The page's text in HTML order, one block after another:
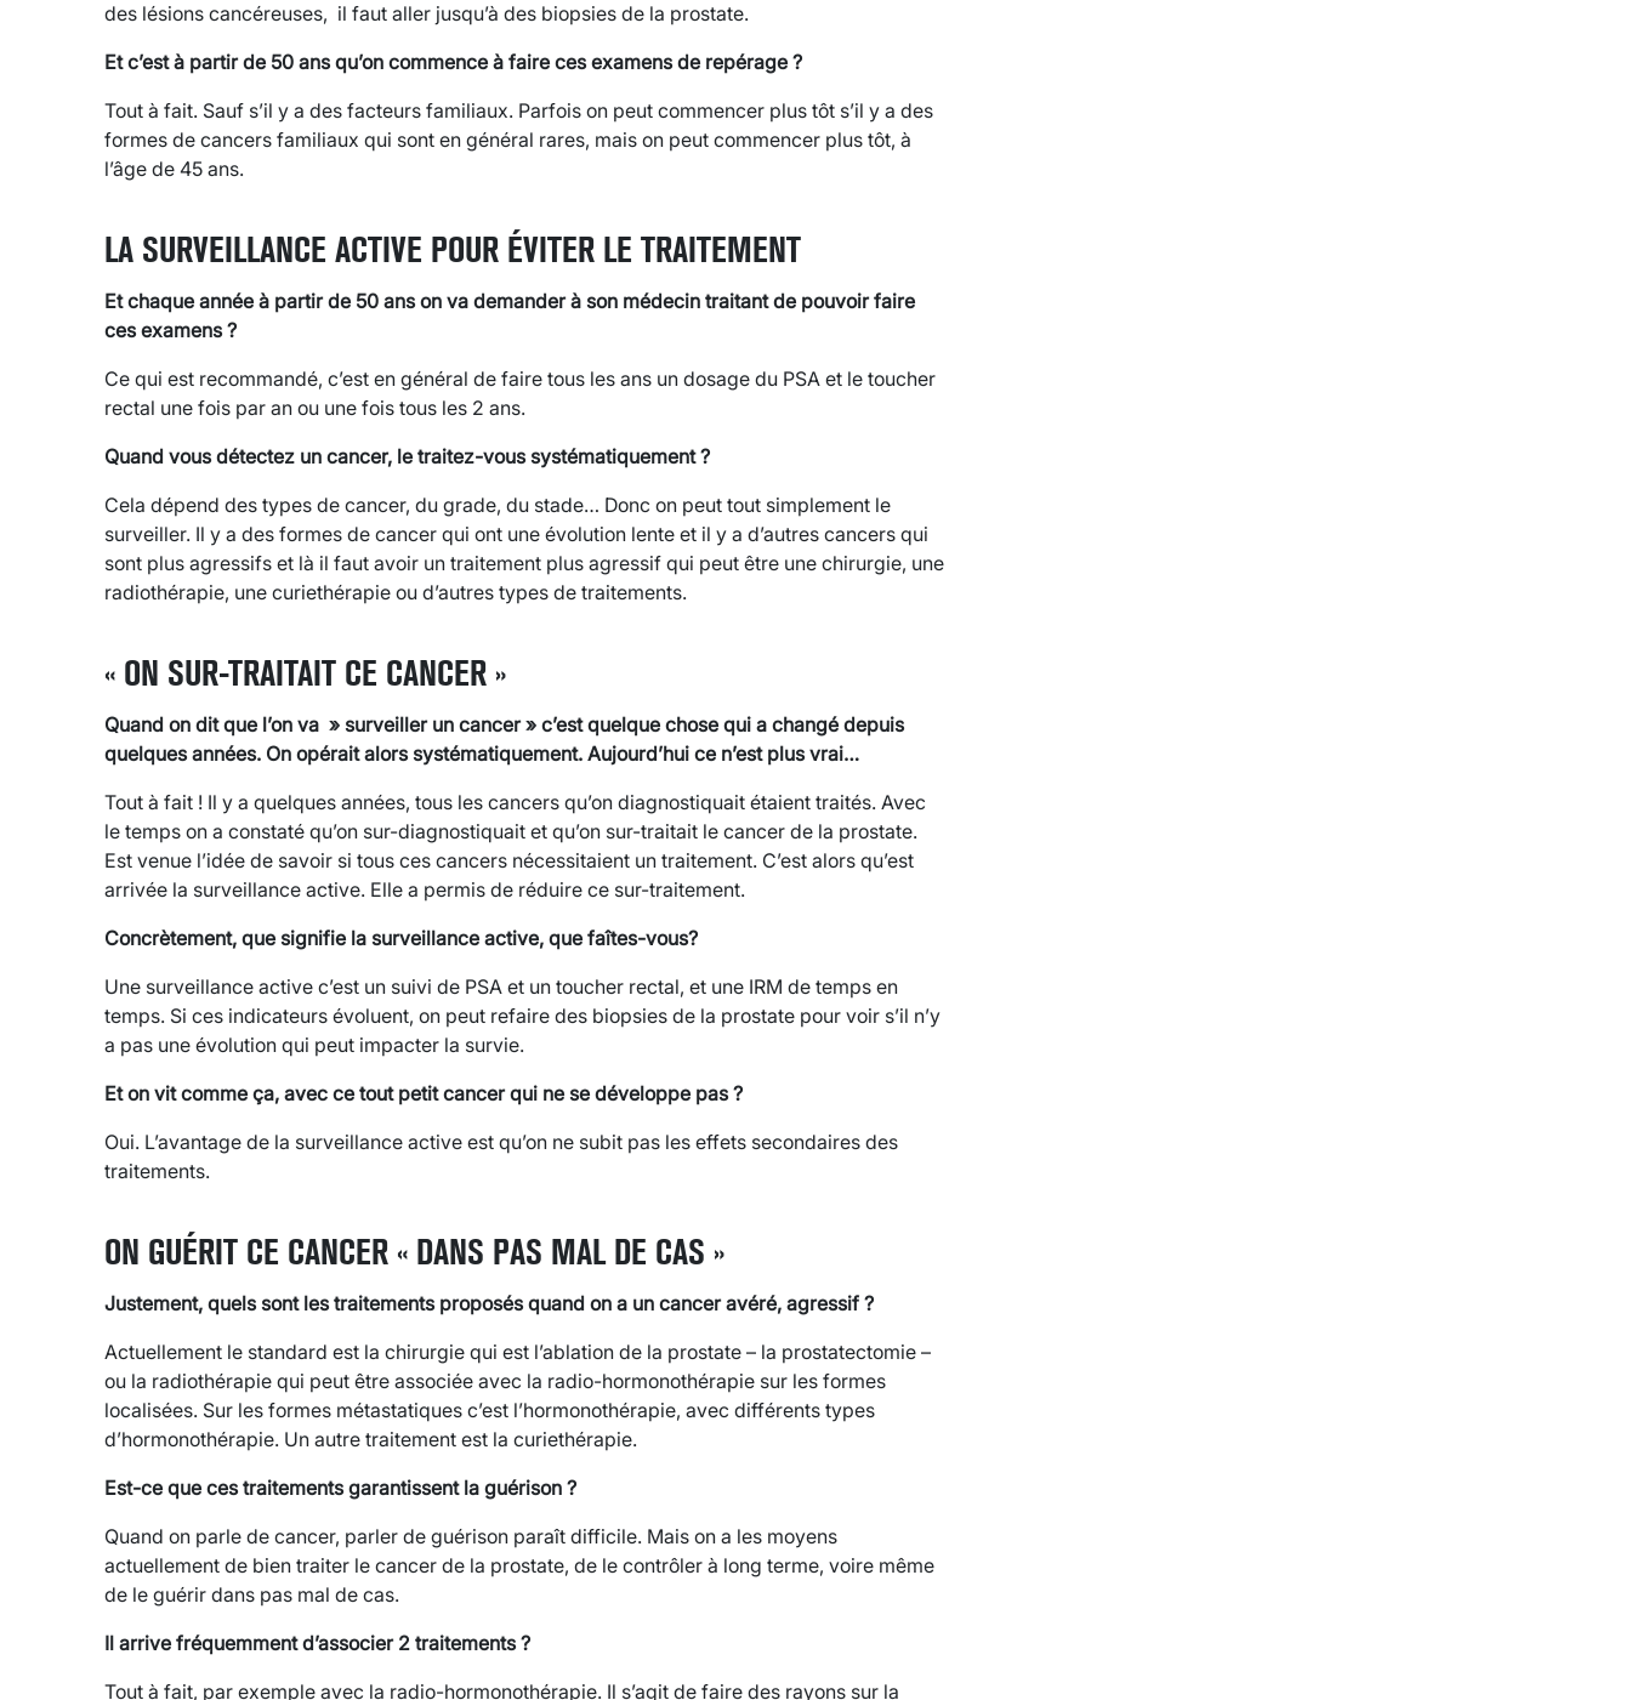
des lésions cancéreuses, il faut aller jusqu’à des biopsies de la prostate.
Et c’est à partir de 50 ans qu’on commence à faire ces examens de repérage ?
Tout à fait. Sauf s’il y a des facteurs familiaux. Parfois on peut commencer plus tôt s’il y a des
formes de cancers familiaux qui sont en général rares, mais on peut commencer plus tôt, à
l’âge de 45 ans.
LA SURVEILLANCE ACTIVE POUR ÉVITER LE TRAITEMENT
Et chaque année à partir de 50 ans on va demander à son médecin traitant de pouvoir faire
ces examens ?
Ce qui est recommandé, c’est en général de faire tous les ans un dosage du PSA et le toucher
rectal une fois par an ou une fois tous les 2 ans.
Quand vous détectez un cancer, le traitez-vous systématiquement ?
Cela dépend des types de cancer, du grade, du stade… Donc on peut tout simplement le
surveiller. Il y a des formes de cancer qui ont une évolution lente et il y a d’autres cancers qui
sont plus agressifs et là il faut avoir un traitement plus agressif qui peut être une chirurgie, une
radiothérapie, une curiethérapie ou d’autres types de traitements.
« ON SUR-TRAITAIT CE CANCER »
Quand on dit que l’on va » surveiller un cancer » c’est quelque chose qui a changé depuis
quelques années. On opérait alors systématiquement. Aujourd’hui ce n’est plus vrai…
Tout à fait ! Il y a quelques années, tous les cancers qu’on diagnostiquait étaient traités. Avec
le temps on a constaté qu’on sur-diagnostiquait et qu’on sur-traitait le cancer de la prostate.
Est venue l’idée de savoir si tous ces cancers nécessitaient un traitement. C’est alors qu’est
arrivée la surveillance active. Elle a permis de réduire ce sur-traitement.
Concrètement, que signifie la surveillance active, que faîtes-vous?
Une surveillance active c’est un suivi de PSA et un toucher rectal, et une IRM de temps en
temps. Si ces indicateurs évoluent, on peut refaire des biopsies de la prostate pour voir s’il n’y
a pas une évolution qui peut impacter la survie.
Et on vit comme ça, avec ce tout petit cancer qui ne se développe pas ?
Oui. L’avantage de la surveillance active est qu’on ne subit pas les effets secondaires des
traitements.
ON GUÉRIT CE CANCER « DANS PAS MAL DE CAS »
Justement, quels sont les traitements proposés quand on a un cancer avéré, agressif ?
Actuellement le standard est la chirurgie qui est l’ablation de la prostate – la prostatectomie –
ou la radiothérapie qui peut être associée avec la radio-hormonothérapie sur les formes
localisées. Sur les formes métastatiques c’est l’hormonothérapie, avec différents types
d’hormonothérapie. Un autre traitement est la curiethérapie.
Est-ce que ces traitements garantissent la guérison ?
Quand on parle de cancer, parler de guérison paraît difficile. Mais on a les moyens
actuellement de bien traiter le cancer de la prostate, de le contrôler à long terme, voire même
de le guérir dans pas mal de cas.
Il arrive fréquemment d’associer 2 traitements ?
Tout à fait, par exemple avec la radio-hormonothérapie. Il s’agit de faire des rayons sur la